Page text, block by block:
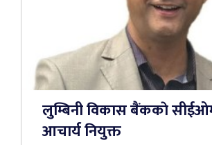
लुम्बिनी विकास बैंककाे
आचार्य नियुक्त